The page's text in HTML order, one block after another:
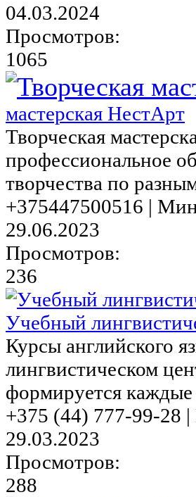
04.03.2024
Просмотров:
1065
мастерская НестАрт
Творческая
профессиональное
творчества по
+375447500516 |
29.06.2023
Просмотров:
236
Учебный
Курсы английского
лингвистическом
формируется каждые
+375 (44) 777-99-28
29.03.2023
Просмотров:
288